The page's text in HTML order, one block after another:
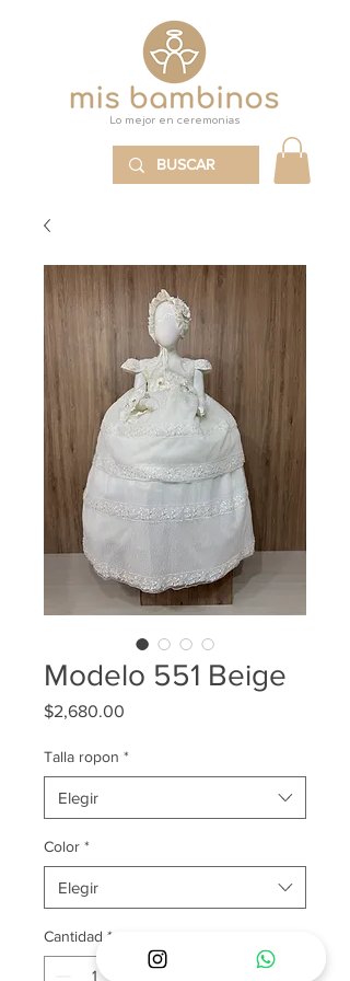
Lo mejor en ceremonias
Modelo 551 Beige
$2,680.00
Talla ropon *
Elegir
Color *
Elegir
Cantidad *